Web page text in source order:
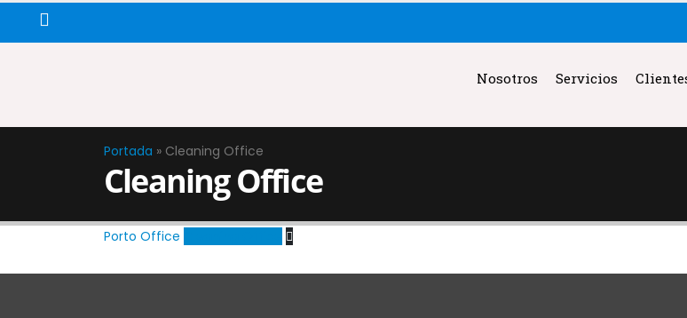
Nosotros Servicios
Portada » Cleaning Office
Cleaning Office
Porto Office